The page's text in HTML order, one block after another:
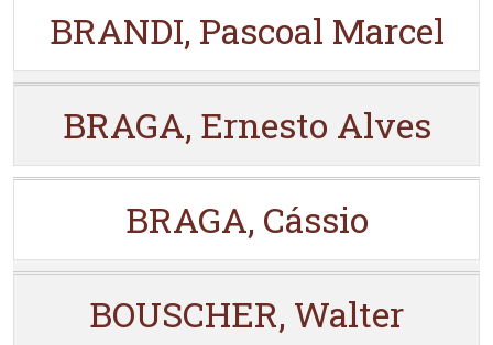
BRANDI, Pascoal Marcel
BRAGA, Ernesto Alves
BRAGA, Cássio
BOUSCHER, Walter